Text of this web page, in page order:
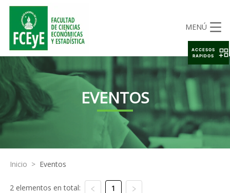
MENÚ
EVENTOS
Inicio > Eventos
2 elementos en total: 1
ACCESOS
RAPIDOS